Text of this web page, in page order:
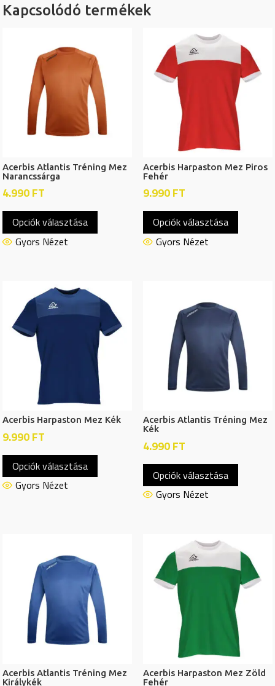
Kapcsolódó termékek
Acerbis Atlantis Tréning Mez
Narancssárga
4.990FT
Opciók választása
Ennek
A
változatok
a
termékoldalon
választhatók
ki
Gyors Nézet
Acerbis Harpaston Mez Piros
Fehér
9.990FT
Opciók választása
Ennek
a
ki
Gyors Nézet
Acerbis Harpaston Mez Kék
9.990FT
Opciók választása
Ennek
változatok
a
termékoldalon
választhatók
ki
Gyors Nézet
Acerbis Atlantis Tréning Mez
Kék
4.990FT
Opciók választása
Ennek
A
a
ki
Gyors Nézet
Acerbis Atlantis Tréning Mez
Királykék
Acerbis Harpaston Mez Zöld
Fehér